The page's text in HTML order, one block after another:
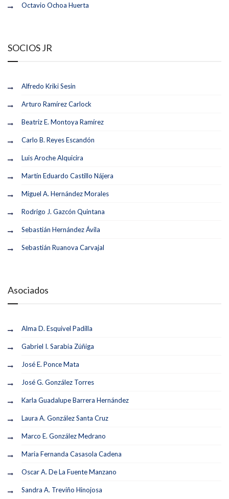
Octavio Ochoa Huerta
SOCIOS JR
Alfredo Kriki Sesin
Arturo Ramírez Carlock
Beatriz E. Montoya Ramírez
Carlo B. Reyes Escandón
Luis Aroche Alquicira
Martín Eduardo Castillo Nájera
Miguel A. Hernández Morales
Rodrigo J. Gazcón Quintana
Sebastián Hernández Ávila
Sebastián Ruanova Carvajal
Asociados
Alma D. Esquivel Padilla
Gabriel I. Sarabia Zúñiga
José E. Ponce Mata
José G. González Torres
Karla Guadalupe Barrera Hernández
Laura A. González Santa Cruz
Marco E. González Medrano
Maria Fernanda Casasola Cadena
Oscar A. De La Fuente Manzano
Sandra A. Treviño Hinojosa